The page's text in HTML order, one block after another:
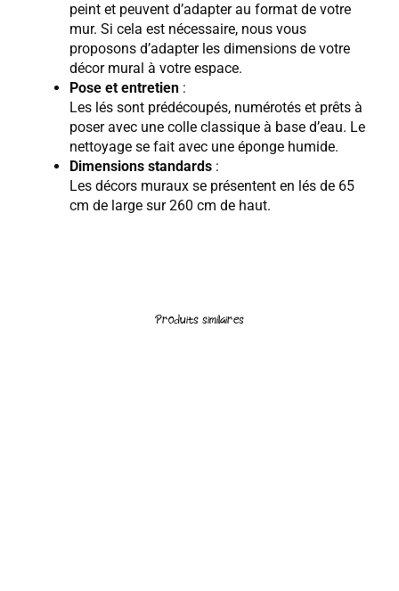
peint et peuvent d’adapter au format de votre
mur. Si cela est nécessaire, nous vous
proposons d’adapter les dimensions de votre
décor mural à votre espace.
Pose et entretien :
Les lés sont prédécoupés, numérotés et prêts à
poser avec une colle classique à base d’eau. Le
nettoyage se fait avec une éponge humide.
Dimensions standards :
Les décors muraux se présentent en lés de 65
cm de large sur 260 cm de haut.
Produits similaires